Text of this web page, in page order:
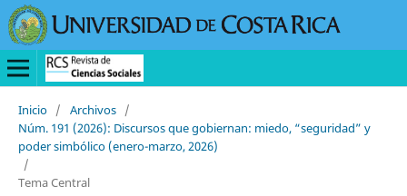
Inicio / Archivos /
Núm. 191 (2026): Discursos que gobiernan: miedo, “seguridad” y
poder simbólico (enero-marzo, 2026)
/
Tema Central